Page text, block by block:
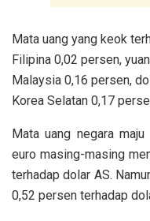
Mata uang yang keok
Filipina 0,02 persen,
Malaysia 0,16 persen,
Korea Selatan 0,17
Mata uang negara
euro masing-masing
terhadap dolar AS.
0,52 persen terhadap